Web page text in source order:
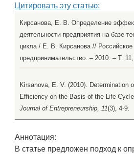
Цитировать эту статью:
Кирсанова, Е. В. Определение
деятельности предприятия на базе
цикла / Е. В. Кирсанова // Российское
предпринимательство. – 2010. – Т.
Kirsanova, E. V. (2010). Determination
Efficiency on the Basis of the Life
Journal of Entrepreneurship, 11(3), 4-9.
Аннотация:
В статье предложен подход к